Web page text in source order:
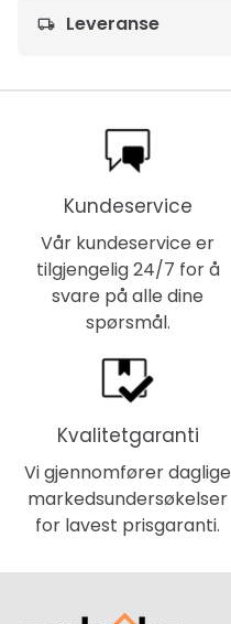
local_shipping Leveranse
Kundeservice
Vår kundeservice er
tilgjengelig 24/7 for å
svare på alle dine
spørsmål.
Kvalitetgaranti
Vi gjennomfører daglige
markedsundersøkelser
for lavest prisgaranti.